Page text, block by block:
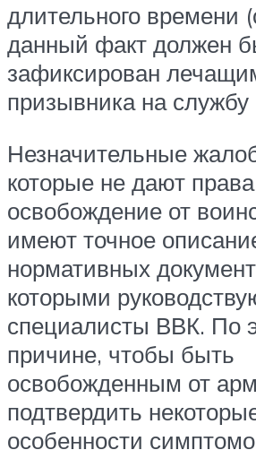
длительного времени
данный факт должен
зафиксирован
призывника на службу
Незначительные
которые не дают
освобождение от
имеют точное
нормативных
которыми
специалисты ВВК. По
причине, чтобы быть
освобожденным от
подтвердить
особенности